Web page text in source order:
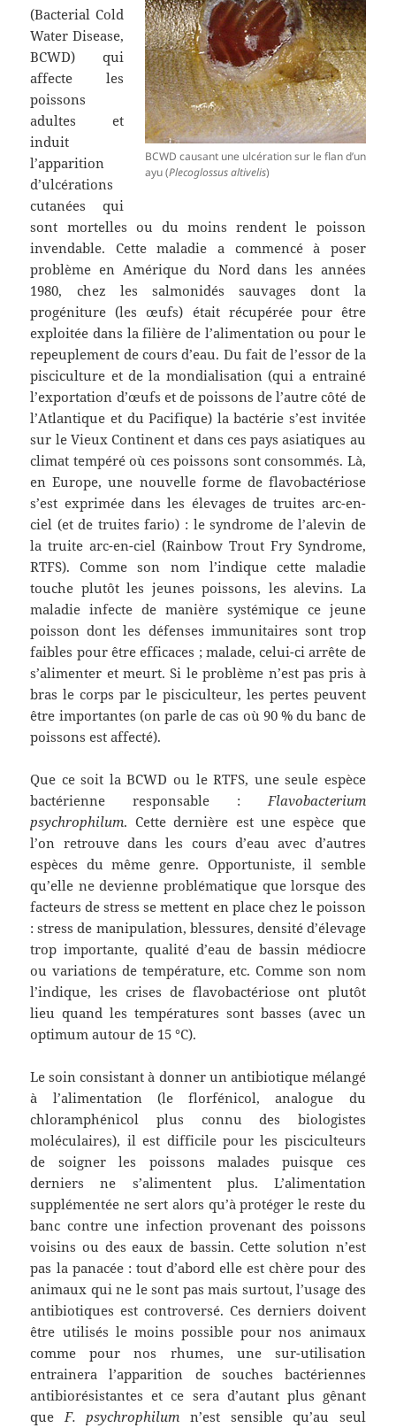
BCWD causant une ulcération sur le flan d’un
ayu (Plecoglossus altivelis)
(Bacterial Cold
Water Disease,
BCWD) qui
affecte les
poissons
adultes et
induit
l’apparition
d’ulcérations
cutanées qui
sont mortelles ou du moins rendent le poisson
invendable. Cette maladie a commencé à poser
problème en Amérique du Nord dans les années
1980, chez les salmonidés sauvages dont la
progéniture (les œufs) était récupérée pour être
exploitée dans la filière de l’alimentation ou pour le
repeuplement de cours d’eau. Du fait de l’essor de la
pisciculture et de la mondialisation (qui a entrainé
l’exportation d’œufs et de poissons de l’autre côté de
l’Atlantique et du Pacifique) la bactérie s’est invitée
sur le Vieux Continent et dans ces pays asiatiques au
climat tempéré où ces poissons sont consommés. Là,
en Europe, une nouvelle forme de flavobactériose
s’est exprimée dans les élevages de truites arc-en-
ciel (et de truites fario) : le syndrome de l’alevin de
la truite arc-en-ciel (Rainbow Trout Fry Syndrome,
RTFS). Comme son nom l’indique cette maladie
touche plutôt les jeunes poissons, les alevins. La
maladie infecte de manière systémique ce jeune
poisson dont les défenses immunitaires sont trop
faibles pour être efficaces ; malade, celui-ci arrête de
s’alimenter et meurt. Si le problème n’est pas pris à
bras le corps par le pisciculteur, les pertes peuvent
être importantes (on parle de cas où 90 % du banc de
poissons est affecté).
Que ce soit la BCWD ou le RTFS, une seule espèce
bactérienne responsable : Flavobacterium
psychrophilum. Cette dernière est une espèce que
l’on retrouve dans les cours d’eau avec d’autres
espèces du même genre. Opportuniste, il semble
qu’elle ne devienne problématique que lorsque des
facteurs de stress se mettent en place chez le poisson
: stress de manipulation, blessures, densité d’élevage
trop importante, qualité d’eau de bassin médiocre
ou variations de température, etc. Comme son nom
l’indique, les crises de flavobactériose ont plutôt
lieu quand les températures sont basses (avec un
optimum autour de 15 °C).
Le soin consistant à donner un antibiotique mélangé
à l’alimentation (le florfénicol, analogue du
chloramphénicol plus connu des biologistes
moléculaires), il est difficile pour les pisciculteurs
de soigner les poissons malades puisque ces
derniers ne s’alimentent plus. L’alimentation
supplémentée ne sert alors qu’à protéger le reste du
banc contre une infection provenant des poissons
voisins ou des eaux de bassin. Cette solution n’est
pas la panacée : tout d’abord elle est chère pour des
animaux qui ne le sont pas mais surtout, l’usage des
antibiotiques est controversé. Ces derniers doivent
être utilisés le moins possible pour nos animaux
comme pour nos rhumes, une sur-utilisation
entrainera l’apparition de souches bactériennes
antibiorésistantes et ce sera d’autant plus gênant
que F. psychrophilum n’est sensible qu’au seul